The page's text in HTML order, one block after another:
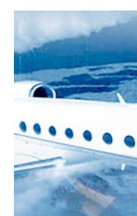
Taxi-
Transfer.fr